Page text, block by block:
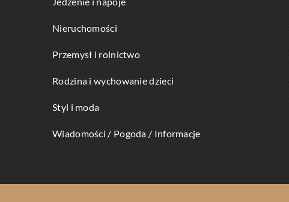
Nieruchomości
Przemysł i rolnictwo
Rodzina i wychowanie dzieci
Styl i moda
Wiadomości / Pogoda / Informacje